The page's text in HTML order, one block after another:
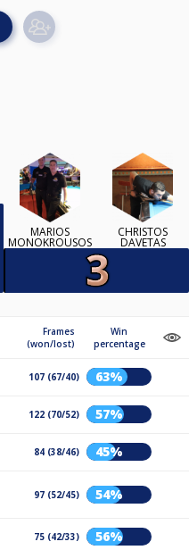
MARIOS
MONOKROUSOS
CHRISTOS
DAVETAS
Frames
(won/lost)
Win
percentage
107 (67/40) 63%
122 (70/52) 57%
84 (38/46) 45%
97 (52/45) 54%
75 (42/33) 56%